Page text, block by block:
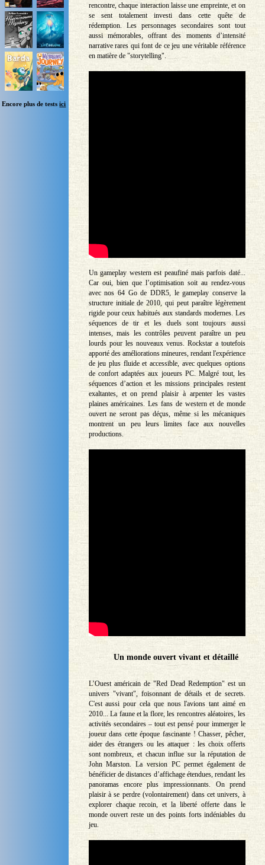
Encore plus de testsici
rencontre, chaque interaction laisse une empreinte, et on
se sent totalement investi dans cette quête de
rédemption. Les personnages secondaires sont tout
aussi mémorables, offrant des moments d’intensité
narrative rares qui font de ce jeu une véritable référence
en matière de "storytelling".
Un gameplay western est peaufiné mais parfois daté...
Car oui, bien que l’optimisation soit au rendez-vous
avec nos 64 Go de DDR5, le gameplay conserve la
structure initiale de 2010, qui peut paraître légèrement
rigide pour ceux habitués aux standards modernes. Les
séquences de tir et les duels sont toujours aussi
intenses, mais les contrôles peuvent paraître un peu
lourds pour les nouveaux venus. Rockstar a toutefois
apporté des améliorations mineures, rendant l'expérience
de jeu plus fluide et accessible, avec quelques options
de confort adaptées aux joueurs PC. Malgré tout, les
séquences d’action et les missions principales restent
exaltantes, et on prend plaisir à arpenter les vastes
plaines américaines. Les fans de western et de monde
ouvert ne seront pas déçus, même si les mécaniques
montrent un peu leurs limites face aux nouvelles
productions.
Un monde ouvert vivant et détaillé
L’Ouest américain de "Red Dead Redemption" est un
univers "vivant", foisonnant de détails et de secrets.
C'est aussi pour cela que nous l'avions tant aimé en
2010... La faune et la flore, les rencontres aléatoires, les
activités secondaires – tout est pensé pour immerger le
joueur dans cette époque fascinante ! Chasser, pêcher,
aider des étrangers ou les attaquer : les choix offerts
sont nombreux, et chacun influe sur la réputation de
John Marston. La version PC permet également de
bénéficier de distances d’affichage étendues, rendant les
panoramas encore plus impressionnants. On prend
plaisir à se perdre (volontairement) dans cet univers, à
explorer chaque recoin, et la liberté offerte dans le
monde ouvert reste un des points forts indéniables du
jeu.